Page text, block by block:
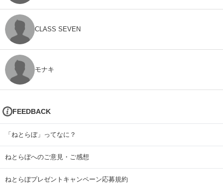
CLASS SEVEN
モナキ
FEEDBACK
「ねとらぼ」ってなに？
ねとらぼへのご意見・ご感想
ねとらぼプレゼントキャンペーン応募規約